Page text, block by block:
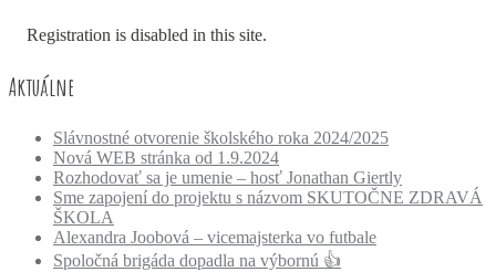
Registration is disabled in this site.
Aktuálne
Slávnostné otvorenie školského roka 2024/2025
Nová WEB stránka od 1.9.2024
Rozhodovať sa je umenie – hosť Jonathan Giertly
Sme zapojení do projektu s názvom SKUTOČNE ZDRAVÁ
ŠKOLA
Alexandra Joobová – vicemajsterka vo futbale
Spoločná brigáda dopadla na výbornú 👍